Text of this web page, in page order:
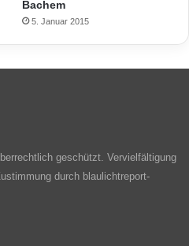
Bachem
5. Januar 2015
geschützt. Vervielfältigung
durch blaulichtreport-